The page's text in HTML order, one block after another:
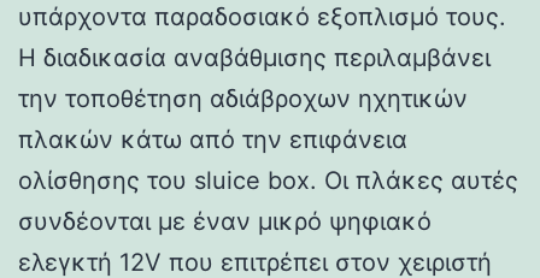
υπάρχοντα παραδοσιακό εξοπλισμό τους.
Η διαδικασία αναβάθμισης περιλαμβάνει
την τοποθέτηση αδιάβροχων ηχητικών
πλακών κάτω από την επιφάνεια
ολίσθησης του sluice box. Οι πλάκες αυτές
συνδέονται με έναν μικρό ψηφιακό
ελεγκτή 12V που επιτρέπει στον χειριστή